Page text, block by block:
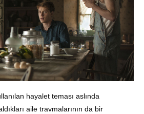
hayalet teması aslında
aile travmalarının da bir